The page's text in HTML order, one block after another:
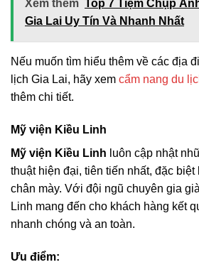
Xem thêm Top 7 Tiệm Chụp
Gia Lai Uy Tín Và Nhanh Nhất
Nếu muốn tìm hiểu thêm về các địa
lịch Gia Lai, hãy xem cẩm nang du
thêm chi tiết.
Mỹ viện Kiều Linh
Mỹ viện Kiều Linh luôn cập nhật
thuật hiện đại, tiên tiến nhất, đặc
chân mày. Với đội ngũ chuyên gia
Linh mang đến cho khách hàng kết
nhanh chóng và an toàn.
Ưu điểm: